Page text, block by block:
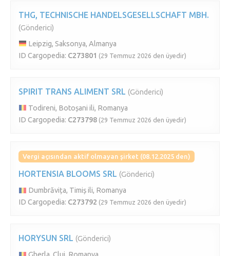
THG, TECHNISCHE HANDELSGESELLSCHAFT MBH.
(Gönderici)
Leipzig, Saksonya, Almanya
ID Cargopedia: C273801 (29 Temmuz 2026 den üyedir)
SPIRIT TRANS ALIMENT SRL (Gönderici)
Todireni, Botoșani ili, Romanya
ID Cargopedia: C273798 (29 Temmuz 2026 den üyedir)
Vergi açısından aktif olmayan şirket (08.12.2025 den)
HORTENSIA BLOOMS SRL (Gönderici)
Dumbrăvița, Timiș ili, Romanya
ID Cargopedia: C273792 (29 Temmuz 2026 den üyedir)
HORYSUN SRL (Gönderici)